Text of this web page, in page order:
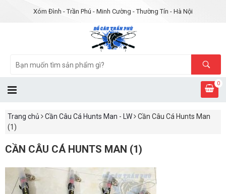
Xóm Đình - Trần Phú - Minh Cường - Thường Tín - Hà Nội
0
Trang chủ Cần Câu Cá Hunts Man - LW
Cần Câu Cá Hunts Man
(1)
CẦN CÂU CÁ HUNTS MAN (1)